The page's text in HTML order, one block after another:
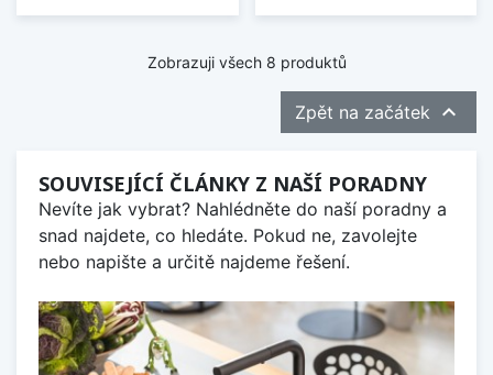
Zobrazuji všech 8 produktů
Zpět na začátek 
SOUVISEJÍCÍ ČLÁNKY Z NAŠÍ PORADNY
Nevíte jak vybrat? Nahlédněte do naší poradny a
snad najdete, co hledáte. Pokud ne, zavolejte
nebo napište a určitě najdeme řešení.